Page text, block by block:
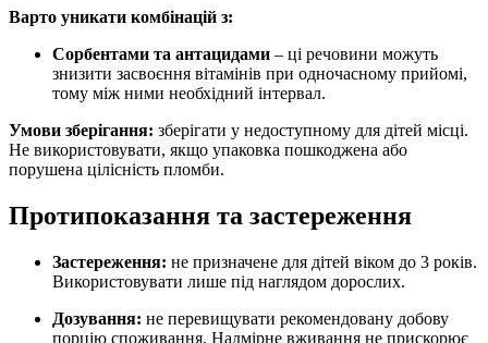
Варто уникати комбінацій з:
Сорбентами та антацидами – ці речовини можуть
знизити засвоєння вітамінів при одночасному прийомі,
тому між ними необхідний інтервал.
Умови зберігання: зберігати у недоступному для дітей місці.
Не використовувати, якщо упаковка пошкоджена або
порушена цілісність пломби.
Протипоказання та застереження
Застереження: не призначене для дітей віком до 3 років.
Використовувати лише під наглядом дорослих.
Дозування: не перевищувати рекомендовану добову
порцію споживання. Надмірне вживання не прискорює